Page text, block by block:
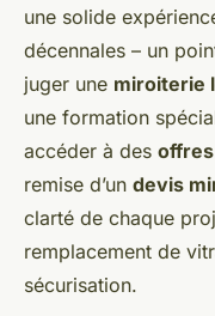
une solide
décennales – un
juger une miroiterie
une formation
accéder à des
remise d’un devis
clarté de chaque
remplacement de
sécurisation.